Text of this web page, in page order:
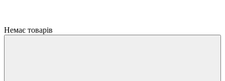
Немає товарів